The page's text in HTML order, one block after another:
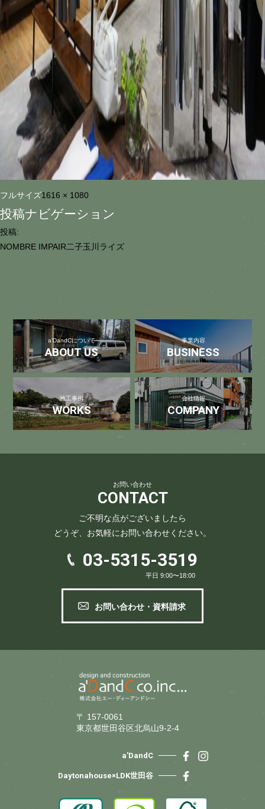
フルサイズ1616 × 1080
投稿ナビゲーション
投稿:
NOMBRE IMPAIR二子玉川ライズ
a'DandCについて
ABOUT US
事業内容
BUSINESS
施工事例
WORKS
会社情報
COMPANY
お問い合わせ
CONTACT
ご不明な点がございましたら
どうぞ、お気軽にお問い合わせください。
03-5315-3519
平日 9:00〜18:00
お問い合わせ・資料請求
〒 157-0061
東京都世田谷区北烏山9-2-4
a'DandC
Daytonahouse×LDK世田谷